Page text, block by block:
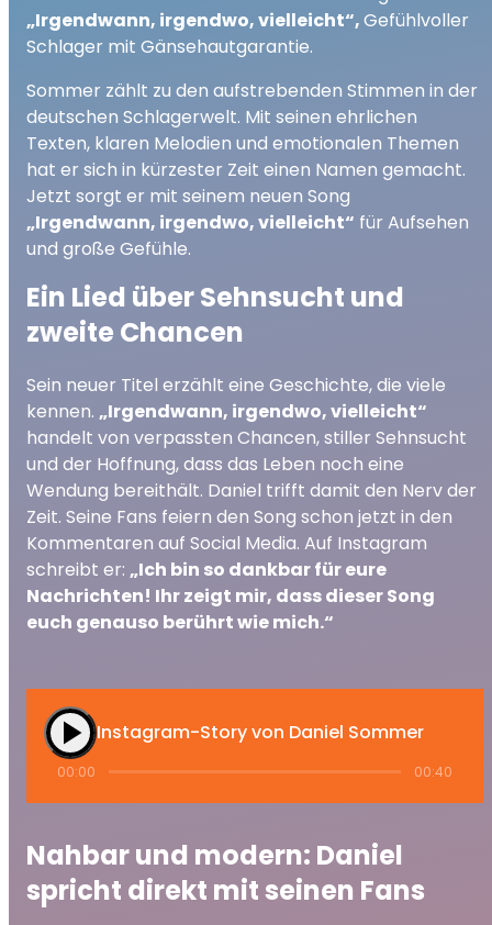
„Irgendwann, irgendwo, vielleicht“,Gefühlvoller
Schlager mit Gänsehautgarantie.
Sommer zählt zu den aufstrebenden Stimmen in der
deutschen Schlagerwelt. Mit seinen ehrlichen
Texten, klaren Melodien und emotionalen Themen
hat er sich in kürzester Zeit einen Namen gemacht.
Jetzt sorgt er mit seinem neuen Song
„Irgendwann, irgendwo, vielleicht“ für Aufsehen
und große Gefühle.
Ein Lied über Sehnsucht und
zweite Chancen
Sein neuer Titel erzählt eine Geschichte, die viele
kennen. „Irgendwann, irgendwo, vielleicht“
handelt von verpassten Chancen, stiller Sehnsucht
und der Hoffnung, dass das Leben noch eine
Wendung bereithält. Daniel trifft damit den Nerv der
Zeit. Seine Fans feiern den Song schon jetzt in den
Kommentaren auf Social Media. Auf Instagram
schreibt er: „Ich bin so dankbar für eure
Nachrichten! Ihr zeigt mir, dass dieser Song
euch genauso berührt wie mich.“
play_arrow Instagram-Story von Daniel Sommer
00:00 00:40
Nahbar und modern: Daniel
spricht direkt mit seinen Fans